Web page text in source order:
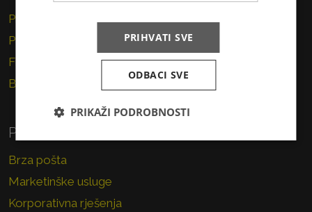
Pismo
Paket
Financijske usluge
Brzojav
Poslovni korisnici
Brza pošta
Marketinške usluge
Korporativna rješenja
PRIHVATI SVE
ODBACI SVE
PRIKAŽI PODROBNOSTI